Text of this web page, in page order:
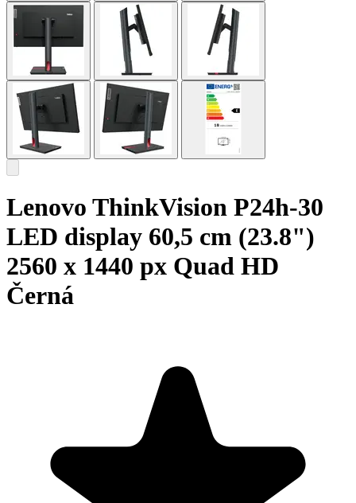
Lenovo ThinkVision P24h-30
LED display 60,5 cm (23.8")
2560 x 1440 px Quad HD
Černá